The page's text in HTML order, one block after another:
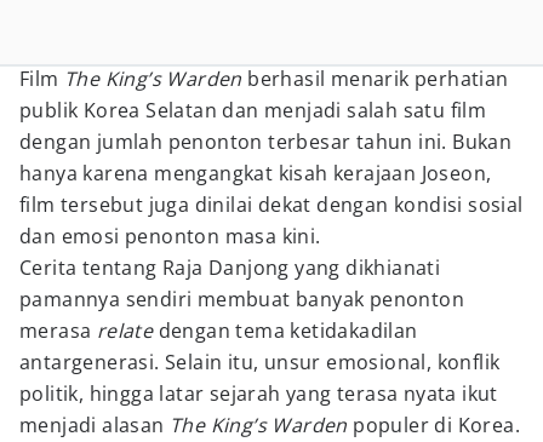
Film The King’s Warden berhasil menarik perhatian
publik Korea Selatan dan menjadi salah satu film
dengan jumlah penonton terbesar tahun ini. Bukan
hanya karena mengangkat kisah kerajaan Joseon,
film tersebut juga dinilai dekat dengan kondisi sosial
dan emosi penonton masa kini.
Cerita tentang Raja Danjong yang dikhianati
pamannya sendiri membuat banyak penonton
merasa relate dengan tema ketidakadilan
antargenerasi. Selain itu, unsur emosional, konflik
politik, hingga latar sejarah yang terasa nyata ikut
menjadi alasan The King’s Warden populer di Korea.